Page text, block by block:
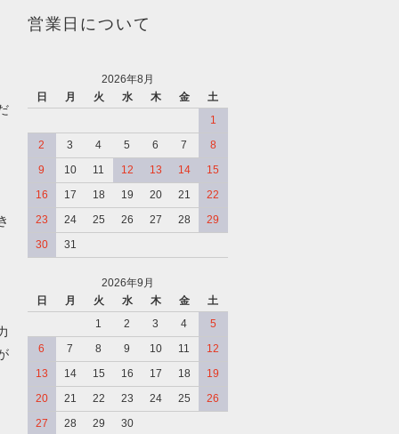
営業日について
2026年8月
日
月 火 水 木 金
土
1
2
3 4 5 6 7
8
9
10 11 12 13 14
15
16
17 18 19 20 21
22
23
24 25 26 27 28
29
30
31
2026年9月
日
月 火 水 木 金
土
1
2 3 4
5
6
7 8 9 10 11
12
13
14 15 16 17 18
19
20
21 22 23 24 25
26
27
28 29 30